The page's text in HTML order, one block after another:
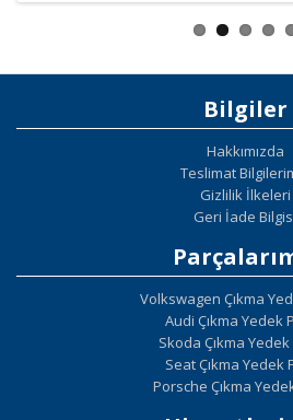
Bilgiler
Hakkımızda
Teslimat
Gizlilik İlkeleri
Geri İade
Volkswagen Çıkma
Audi Çıkma Yedek
Skoda Çıkma
Seat Çıkma Yedek
Porsche Çıkma